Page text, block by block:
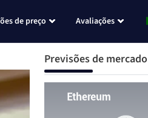
de preço Avaliações
Previsões de mercado